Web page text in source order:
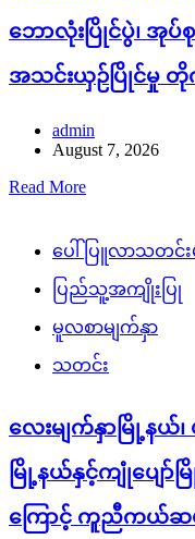
ဘောလုံးပြိုင်ပွဲ၊ အုပ်
အသင်းယှဉ်ပြိုင်မှု
admin
August 7, 2026
Read More
ပေါ်ပြူလာသတင်းမ
ပြည်သူ့အကျိုးပြု
မူလစာမျက်နှာ
သတင်း
လေးမျက်နှာမြို့နယ်
မြို့နယ်နှင့်ကျုံပျော်
ကြောင့် ကူညီကယ်ဆ